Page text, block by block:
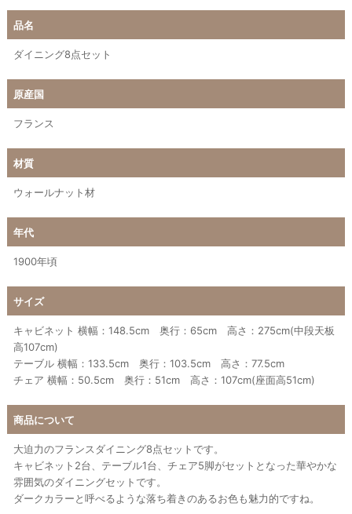
品名
ダイニング8点セット
原産国
フランス
材質
ウォールナット材
年代
1900年頃
サイズ
キャビネット 横幅：148.5cm 奥行：65cm 高さ：275cm(中段天板
高107cm)
テーブル 横幅：133.5cm 奥行：103.5cm 高さ：77.5cm
チェア 横幅：50.5cm 奥行：51cm 高さ：107cm(座面高51cm)
商品について
大迫力のフランスダイニング8点セットです。
キャビネット2台、テーブル1台、チェア5脚がセットとなった華やかな
雰囲気のダイニングセットです。
ダークカラーと呼べるような落ち着きのあるお色も魅力的ですね。